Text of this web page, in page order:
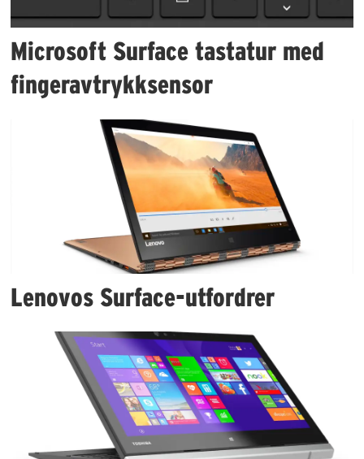
Microsoft Surface tastatur med
fingeravtrykksensor
Lenovos Surface-utfordrer